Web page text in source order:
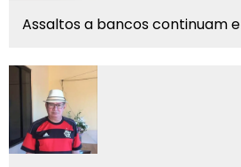
Assaltos a bancos continuam